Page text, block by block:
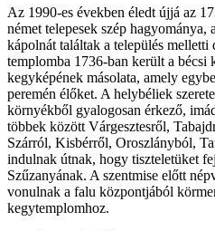
Az 1990-es években éledt újjá az
német telepesek szép
kápolnát találtak a település
templomba 1736-ban került a bécsi
kegyképének másolata, amely
peremén élőket. A helybéliek
környékből gyalogosan érkező,
többek között Várgesztesről,
Szárról, Kisbérről, Oroszlányból,
indulnak útnak, hogy tiszteletüket
Szűzanyának. A szentmise előtt
vonulnak a falu központjából
kegytemplomhoz.